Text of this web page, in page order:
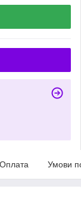
Оплата Умови